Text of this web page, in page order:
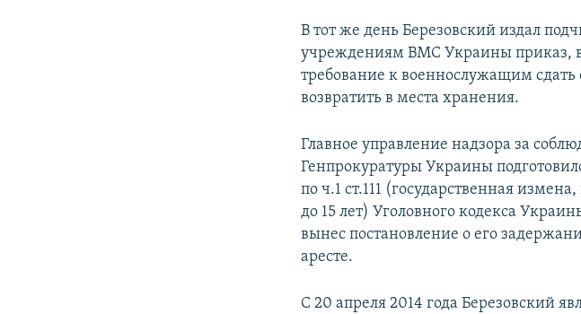
В тот же день Березовский издал
учреждениям ВМС Украины приказ, в
требование к военнослужащим
возвратить в места хранения.
Главное управление надзора за
Генпрокуратуры Украины
по ч.1 ст.111 (государственная
до 15 лет) Уголовного кодекса
вынес постановление о его
аресте.
С 20 апреля 2014 года Березовский